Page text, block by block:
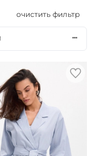
очистить фильтр